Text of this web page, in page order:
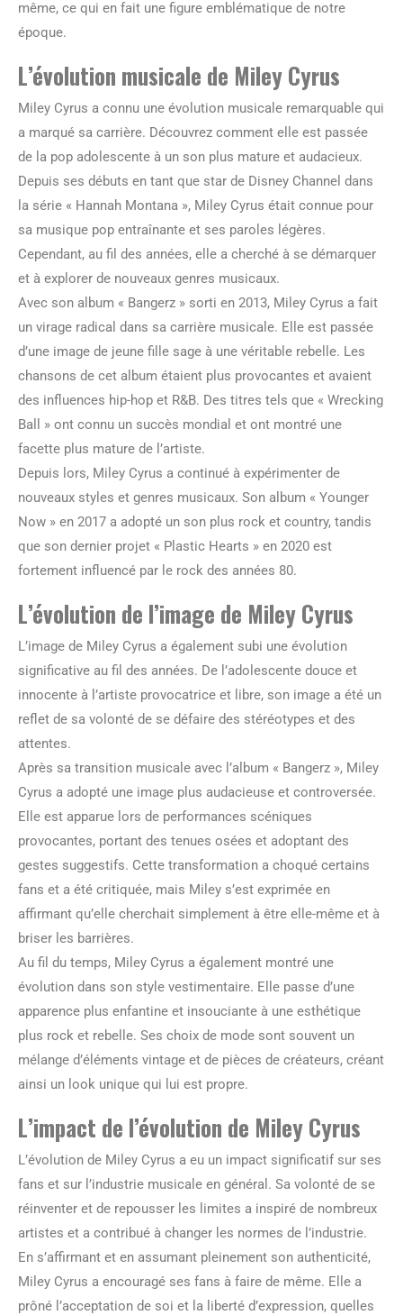
même, ce qui en fait une figure emblématique de notre
époque.
L’évolution musicale de Miley Cyrus
Miley Cyrus a connu une évolution musicale remarquable qui
a marqué sa carrière. Découvrez comment elle est passée
de la pop adolescente à un son plus mature et audacieux.
Depuis ses débuts en tant que star de Disney Channel dans
la série « Hannah Montana », Miley Cyrus était connue pour
sa musique pop entraînante et ses paroles légères.
Cependant, au fil des années, elle a cherché à se démarquer
et à explorer de nouveaux genres musicaux.
Avec son album « Bangerz » sorti en 2013, Miley Cyrus a fait
un virage radical dans sa carrière musicale. Elle est passée
d’une image de jeune fille sage à une véritable rebelle. Les
chansons de cet album étaient plus provocantes et avaient
des influences hip-hop et R&B. Des titres tels que « Wrecking
Ball » ont connu un succès mondial et ont montré une
facette plus mature de l’artiste.
Depuis lors, Miley Cyrus a continué à expérimenter de
nouveaux styles et genres musicaux. Son album « Younger
Now » en 2017 a adopté un son plus rock et country, tandis
que son dernier projet « Plastic Hearts » en 2020 est
fortement influencé par le rock des années 80.
L’évolution de l’image de Miley Cyrus
L’image de Miley Cyrus a également subi une évolution
significative au fil des années. De l’adolescente douce et
innocente à l’artiste provocatrice et libre, son image a été un
reflet de sa volonté de se défaire des stéréotypes et des
attentes.
Après sa transition musicale avec l’album « Bangerz », Miley
Cyrus a adopté une image plus audacieuse et controversée.
Elle est apparue lors de performances scéniques
provocantes, portant des tenues osées et adoptant des
gestes suggestifs. Cette transformation a choqué certains
fans et a été critiquée, mais Miley s’est exprimée en
affirmant qu’elle cherchait simplement à être elle-même et à
briser les barrières.
Au fil du temps, Miley Cyrus a également montré une
évolution dans son style vestimentaire. Elle passe d’une
apparence plus enfantine et insouciante à une esthétique
plus rock et rebelle. Ses choix de mode sont souvent un
mélange d’éléments vintage et de pièces de créateurs, créant
ainsi un look unique qui lui est propre.
L’impact de l’évolution de Miley Cyrus
L’évolution de Miley Cyrus a eu un impact significatif sur ses
fans et sur l’industrie musicale en général. Sa volonté de se
réinventer et de repousser les limites a inspiré de nombreux
artistes et a contribué à changer les normes de l’industrie.
En s’affirmant et en assumant pleinement son authenticité,
Miley Cyrus a encouragé ses fans à faire de même. Elle a
prôné l’acceptation de soi et la liberté d’expression, quelles